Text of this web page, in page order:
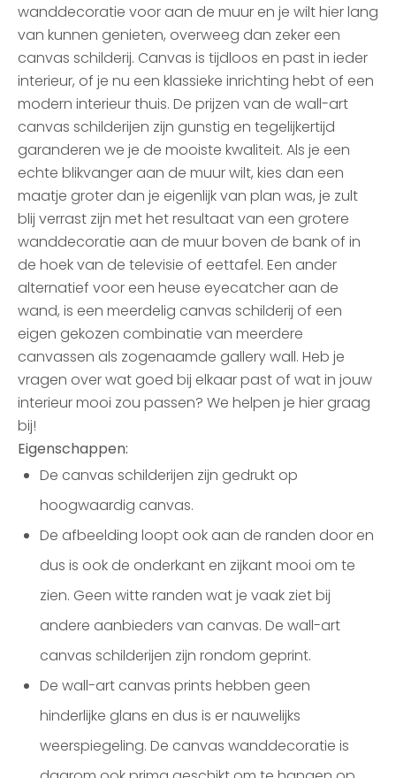
wanddecoratie voor aan de muur en je wilt hier lang
van kunnen genieten, overweeg dan zeker een
canvas schilderij. Canvas is tijdloos en past in ieder
interieur, of je nu een klassieke inrichting hebt of een
modern interieur thuis. De prijzen van de wall-art
canvas schilderijen zijn gunstig en tegelijkertijd
garanderen we je de mooiste kwaliteit. Als je een
echte blikvanger aan de muur wilt, kies dan een
maatje groter dan je eigenlijk van plan was, je zult
blij verrast zijn met het resultaat van een grotere
wanddecoratie aan de muur boven de bank of in
de hoek van de televisie of eettafel. Een ander
alternatief voor een heuse eyecatcher aan de
wand, is een meerdelig canvas schilderij of een
eigen gekozen combinatie van meerdere
canvassen als zogenaamde gallery wall. Heb je
vragen over wat goed bij elkaar past of wat in jouw
interieur mooi zou passen? We helpen je hier graag
bij!
Eigenschappen:
De canvas schilderijen zijn gedrukt op
hoogwaardig canvas.
De afbeelding loopt ook aan de randen door en
dus is ook de onderkant en zijkant mooi om te
zien. Geen witte randen wat je vaak ziet bij
andere aanbieders van canvas. De wall-art
canvas schilderijen zijn rondom geprint.
De wall-art canvas prints hebben geen
hinderlijke glans en dus is er nauwelijks
weerspiegeling. De canvas wanddecoratie is